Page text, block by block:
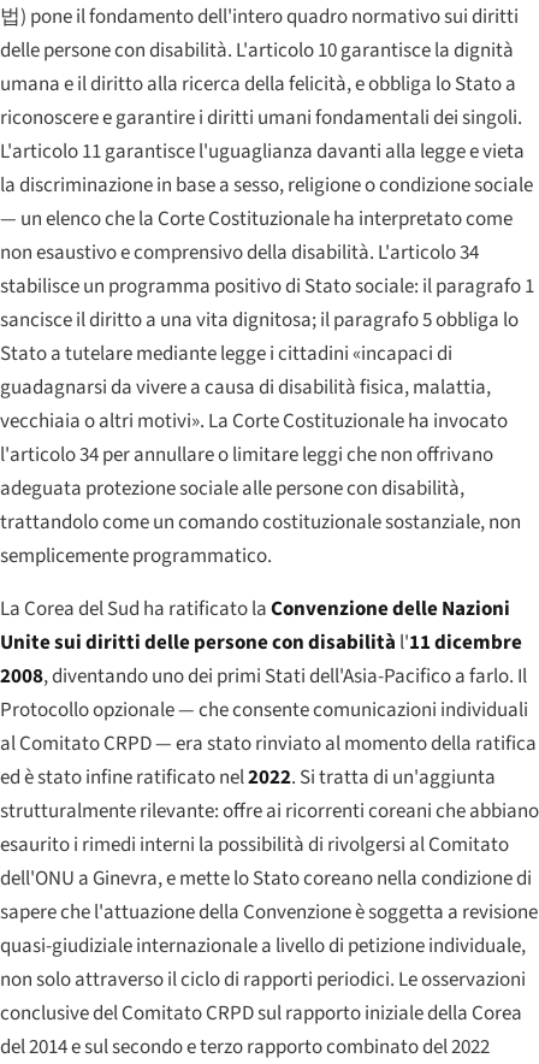
법) pone il fondamento dell'intero quadro normativo sui diritti
delle persone con disabilità. L'articolo 10 garantisce la dignità
umana e il diritto alla ricerca della felicità, e obbliga lo Stato a
riconoscere e garantire i diritti umani fondamentali dei singoli.
L'articolo 11 garantisce l'uguaglianza davanti alla legge e vieta
la discriminazione in base a sesso, religione o condizione sociale
— un elenco che la Corte Costituzionale ha interpretato come
non esaustivo e comprensivo della disabilità. L'articolo 34
stabilisce un programma positivo di Stato sociale: il paragrafo 1
sancisce il diritto a una vita dignitosa; il paragrafo 5 obbliga lo
Stato a tutelare mediante legge i cittadini «incapaci di
guadagnarsi da vivere a causa di disabilità fisica, malattia,
vecchiaia o altri motivi». La Corte Costituzionale ha invocato
l'articolo 34 per annullare o limitare leggi che non offrivano
adeguata protezione sociale alle persone con disabilità,
trattandolo come un comando costituzionale sostanziale, non
semplicemente programmatico.
La Corea del Sud ha ratificato laConvenzione delle Nazioni
Unite sui diritti delle persone con disabilità l'11 dicembre
2008, diventando uno dei primi Stati dell'Asia-Pacifico a farlo. Il
Protocollo opzionale — che consente comunicazioni individuali
al Comitato CRPD — era stato rinviato al momento della ratifica
ed è stato infine ratificato nel2022. Si tratta di un'aggiunta
strutturalmente rilevante: offre ai ricorrenti coreani che abbiano
esaurito i rimedi interni la possibilità di rivolgersi al Comitato
dell'ONU a Ginevra, e mette lo Stato coreano nella condizione di
sapere che l'attuazione della Convenzione è soggetta a revisione
quasi-giudiziale internazionale a livello di petizione individuale,
non solo attraverso il ciclo di rapporti periodici. Le osservazioni
conclusive del Comitato CRPD sul rapporto iniziale della Corea
del 2014 e sul secondo e terzo rapporto combinato del 2022